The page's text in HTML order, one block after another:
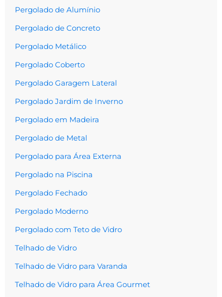
Pergolado de Alumínio
Pergolado de Concreto
Pergolado Metálico
Pergolado Coberto
Pergolado Garagem Lateral
Pergolado Jardim de Inverno
Pergolado em Madeira
Pergolado de Metal
Pergolado para Área Externa
Pergolado na Piscina
Pergolado Fechado
Pergolado Moderno
Pergolado com Teto de Vidro
Telhado de Vidro
Telhado de Vidro para Varanda
Telhado de Vidro para Área Gourmet